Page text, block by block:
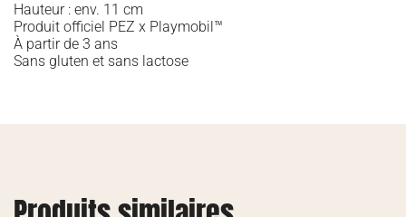
Hauteur : env. 11 cm
Produit officiel PEZ x Playmobil™
À partir de 3 ans
Sans gluten et sans lactose